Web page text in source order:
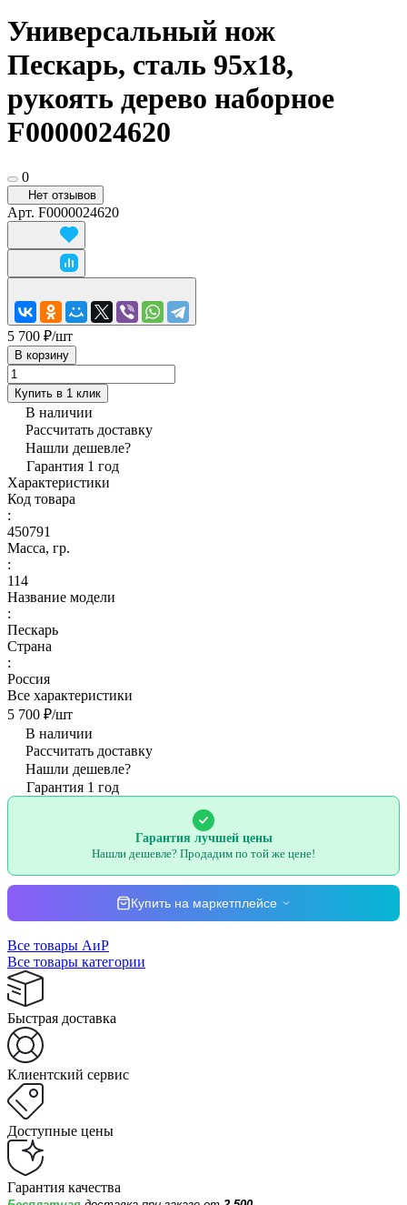
Универсальный нож
Пескарь, сталь 95х18,
рукоять дерево наборное
F0000024620
0
Нет отзывов
Арт. F0000024620
5 700 ₽/шт
В корзину
Купить в 1 клик
В наличии
Рассчитать доставку
Нашли дешевле?
Гарантия 1 год
Характеристики
Код товара
:
450791
Масса, гр.
:
114
Название модели
:
Пескарь
Страна
:
Россия
Все характеристики
5 700 ₽/шт
В наличии
Рассчитать доставку
Нашли дешевле?
Гарантия 1 год
Гарантия лучшей цены
Нашли дешевле? Продадим по той же цене!
Купить на маркетплейсе
Все товары АиР
Все товары категории
Быстрая доставка
Клиентский сервис
Доступные цены
Гарантия качества